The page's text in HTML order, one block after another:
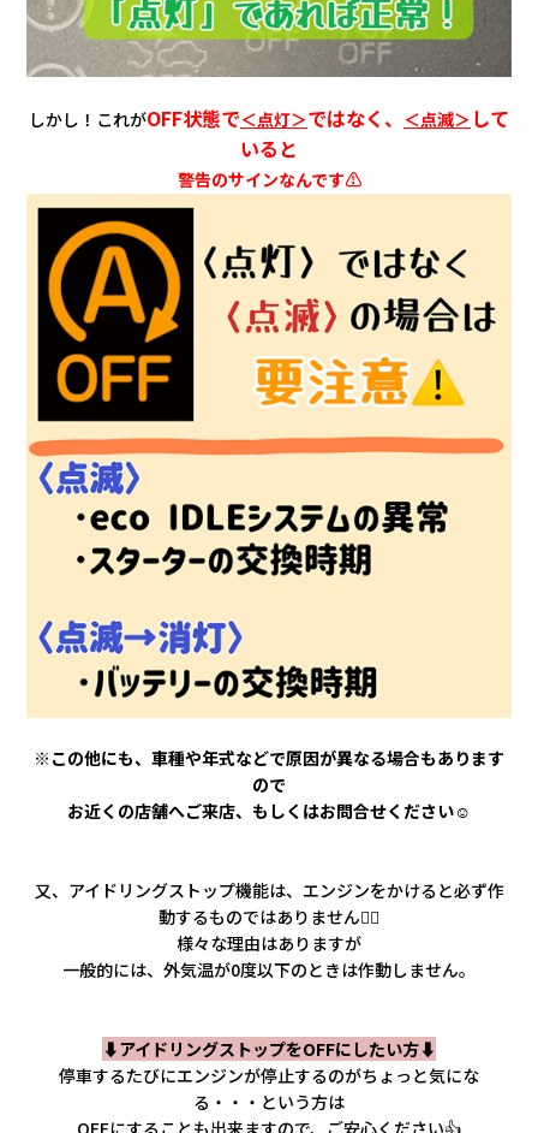
しかし！これがOFF状態で＜点灯＞ではなく、 ＜点滅＞ して
いると
警告のサインなんです⚠️
※この他にも、車種や年式などで原因が異なる場合もあります
ので
お近くの店舗へご来店、もしくはお問合せください☺️
又、アイドリングストップ機能は、エンジンをかけると必ず作
動するものではありません🙅‍♀️
様々な理由はありますが
一般的には、外気温が0度以下のときは作動しません。
⬇️アイドリングストップをOFFにしたい方⬇️
停車するたびにエンジンが停止するのがちょっと気にな
る・・・という方は
OFFにすることも出来ますので、ご安心ください👍